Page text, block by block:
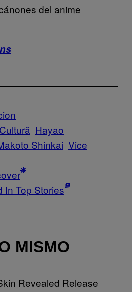
del anime
Cultură Hayao
Shinkai Vice
In Top Stories
MISMO